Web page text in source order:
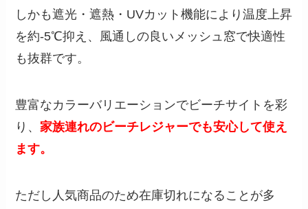
しかも遮光・遮熱・UVカット機能により温度上昇
を約-5℃抑え、風通しの良いメッシュ窓で快適性
も抜群です。
豊富なカラーバリエーションでビーチサイトを彩
り、家族連れのビーチレジャーでも安心して使え
ます。
ただし人気商品のため在庫切れになることが多